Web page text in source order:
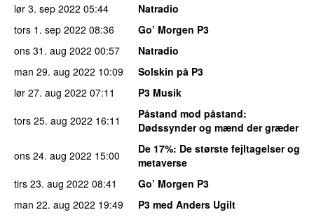
lør 3. sep 2022 05:44
Natradio
tors 1. sep 2022 08:36
Go’ Morgen P3
ons 31. aug 2022 00:57
Natradio
man 29. aug 2022 10:09
Solskin på P3
lør 27. aug 2022 07:11
P3 Musik
tors 25. aug 2022 16:11 Påstand mod påstand:
Dødssynder og mænd der græder
ons 24. aug 2022 15:00 De 17%: De største fejltagelser og
metaverse
tirs 23. aug 2022 08:41
Go’ Morgen P3
man 22. aug 2022 19:49
P3 med Anders Ugilt